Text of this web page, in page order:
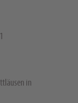
in